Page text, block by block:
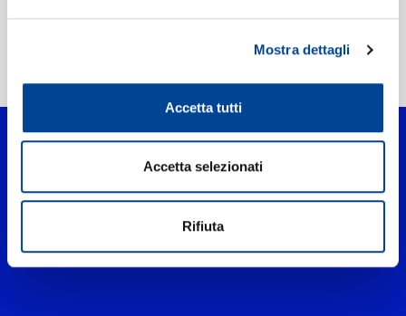
Mostra dettagli
Accetta tutti
Accetta selezionati
Rifiuta
Home Classica > Bohuslav Martinu